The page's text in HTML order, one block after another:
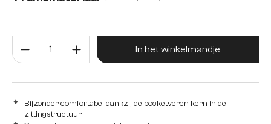
Hout Metaal Producthoeveelheid: Voer de
In het winkelmandje
Bijzonder comfortabel dankzij de pocketveren kern in de
zittingstructuur